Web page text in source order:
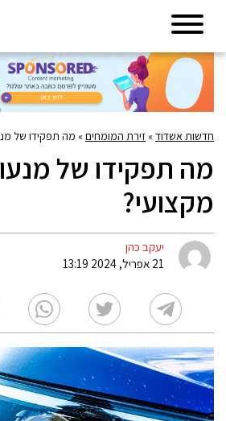
חדשות אשדוד» זירת המומחים» מה תפקידו של
מה תפקידו של
מקצועי?
יעקב כהן
21 אפריל, 2024 13:19